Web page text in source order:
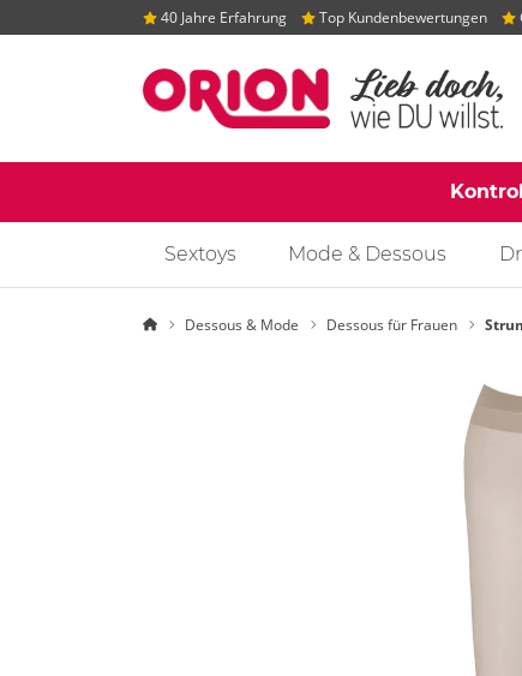
40 Jahre Erfahrung Top Kundenbewertungen
Sextoys Mode & Dessous
StartseiteDessous & Mode Dessous für Frauen